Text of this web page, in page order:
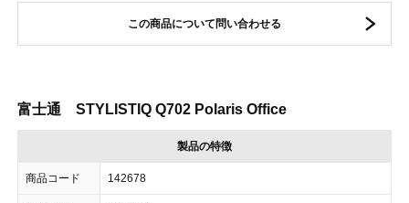
この商品について問い合わせる
富士通 STYLISTIQ Q702 Polaris Office
製品の特徴
商品コード 142678